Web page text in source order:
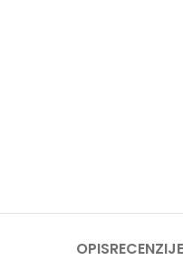
OPIS